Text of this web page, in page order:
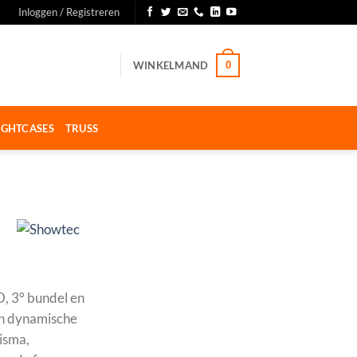
Inloggen / Registreren
WINKELMAND 0
TRUSS
3° bundel en
dynamische